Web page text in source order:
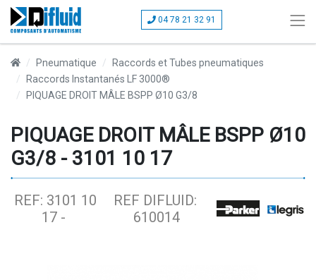
04 78 21 32 91
Pneumatique
Raccords et Tubes pneumatiques
Raccords Instantanés LF 3000®
PIQUAGE DROIT MÂLE BSPP Ø10 G3/8
PIQUAGE DROIT MÂLE BSPP Ø10
G3/8 - 3101 10 17
REF: 3101 10
17 -
REF DIFLUID:
610014